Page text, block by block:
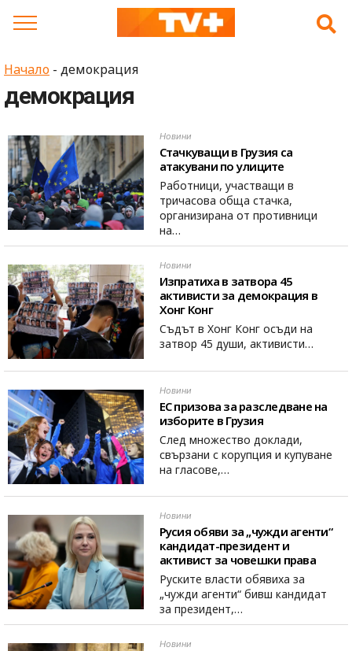
Начало - демокрация
демокрация
Новини
Стачкуващи в Грузия са
атакувани по улиците
Работници, участващи в
тричасова обща стачка,
организирана от противници
на…
Новини
Изпратиха в затвора 45
активисти за демокрация в
Хонг Конг
Съдът в Хонг Конг осъди на
затвор 45 души, активисти…
Новини
ЕС призова за разследване на
изборите в Грузия
След множество доклади,
свързани с корупция и купуване
на гласове,…
Новини
Русия обяви за „чужди агенти“
кандидат-президент и
активист за човешки права
Руските власти обявиха за
„чужди агенти“ бивш кандидат
за президент,…
Новини